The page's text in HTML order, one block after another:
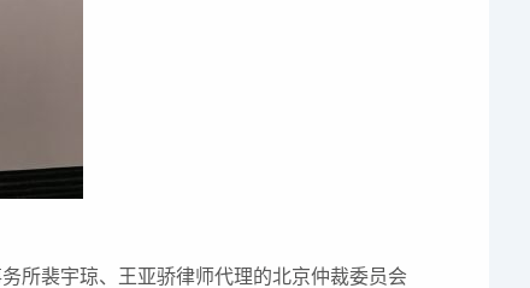
所裴宇琼、王亚骄律师代理的北京仲裁委员会